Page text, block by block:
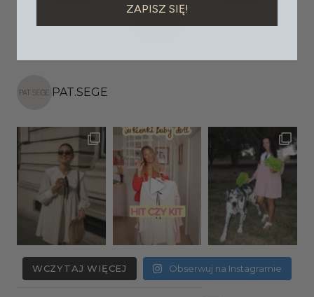
PAT.SEGE
WCZYTAJ WIĘCEJ Obserwuj na Instagramie
ZAPISZ SIĘ!